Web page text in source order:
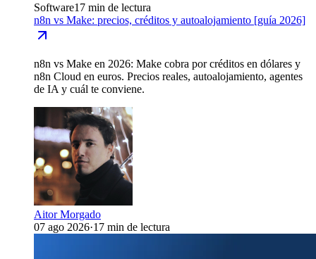
Software17 min de lectura
n8n vs Make: precios, créditos y autoalojamiento [guía 2026]
n8n vs Make en 2026: Make cobra por créditos en dólares y
n8n Cloud en euros. Precios reales, autoalojamiento, agentes
de IA y cuál te conviene.
Aitor Morgado
07 ago 2026·17 min de lectura